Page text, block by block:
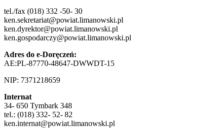
tel./fax (018) 332 -50- 30
ken.sekretariat@powiat.limanowski.pl
ken.dyrektor@powiat.limanowski.pl
ken.gospodarczy@powiat.limanowski.pl
Adres do e-Doręczeń:
AE:PL-87770-48647-DWWDT-15
NIP: 7371218659
Internat
34- 650 Tymbark 348
tel.: (018) 332- 52- 82
ken.internat@powiat.limanowski.pl